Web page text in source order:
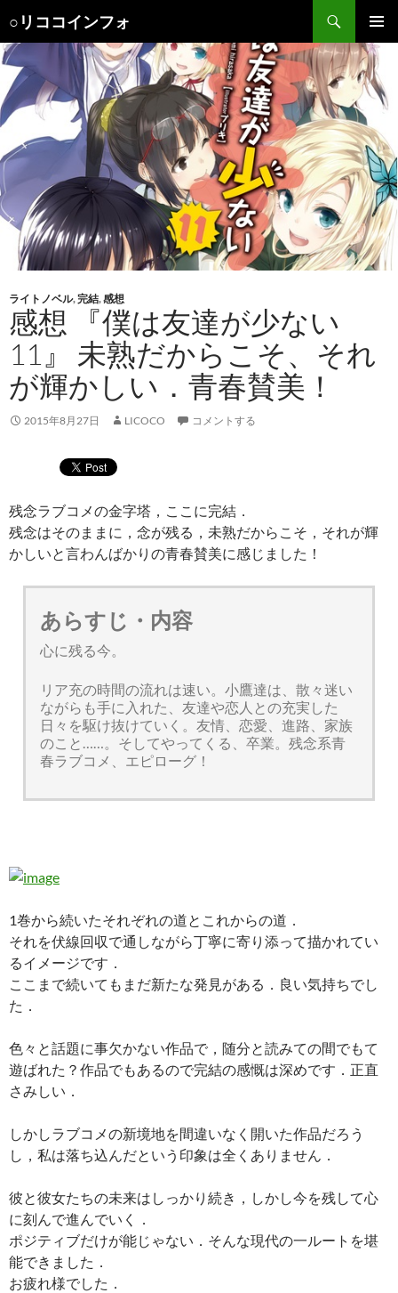
○リココインフォ
索
メインメ
ニュー
ン
テ
ン
ツ
ス
ライトノベル,完結,感想
感想 『僕は友達が少ない
11』 未熟だからこそ、それ
が輝かしい．青春賛美！
2015年8月27日 LICOCO コメントする
残念ラブコメの金字塔，ここに完結．
残念はそのままに，念が残る，未熟だからこそ，それが輝
かしいと言わんばかりの青春賛美に感じました！
あらすじ・内容
心に残る今。
リア充の時間の流れは速い。小鷹達は、散々迷い
ながらも手に入れた、友達や恋人との充実した
日々を駆け抜けていく。友情、恋愛、進路、家族
のこと……。そしてやってくる、卒業。残念系青
春ラブコメ、エピローグ！
1巻から続いたそれぞれの道とこれからの道．
それを伏線回収で通しながら丁寧に寄り添って描かれてい
るイメージです．
ここまで続いてもまだ新たな発見がある．良い気持ちでし
た．
色々と話題に事欠かない作品で，随分と読みての間でもて
遊ばれた？作品でもあるので完結の感慨は深めです．正直
さみしい．
しかしラブコメの新境地を間違いなく開いた作品だろう
し，私は落ち込んだという印象は全くありません．
彼と彼女たちの未来はしっかり続き，しかし今を残して心
に刻んで進んでいく．
ポジティブだけが能じゃない．そんな現代の一ルートを堪
能できました．
お疲れ様でした．